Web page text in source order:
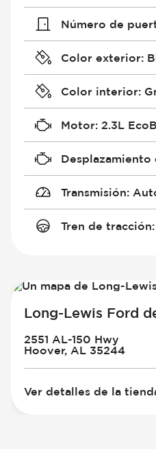
Número de
Color exterior:
Color interior:
Motor: 2.3L
Transmisión:
Tren de tracción:
Long-Lewis Ford
2551 AL-150 Hwy
Hoover, AL 35244
Ver detalles de la